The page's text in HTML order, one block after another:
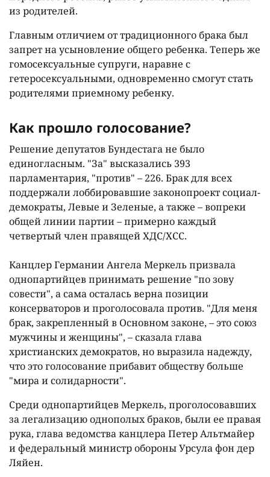
из родителей.
Главным отличием от традиционного брака был
запрет на усыновление общего ребенка. Теперь же
гомосексуальные супруги, наравне с
гетеросексуальными, одновременно смогут стать
родителями приемному ребенку.
Как прошло голосование?
Решение депутатов Бундестага не было
единогласным. "За" высказались 393
парламентария, "против" – 226. Брак для всех
поддержали лоббировавшие законопроект социал-
демократы, Левые и Зеленые, а также – вопреки
общей линии партии – примерно каждый
четвертый член правящей ХДС/ХСС.
Канцлер Германии Ангела Меркель призвала
однопартийцев принимать решение "по зову
совести", а сама осталась верна позиции
консерваторов и проголосовала против. "Для меня
брак, закрепленный в Основном законе, – это союз
мужчины и женщины", – сказала глава
христианских демократов, но выразила надежду,
что это голосование прибавит обществу больше
"мира и солидарности".
Среди однопартийцев Меркель, проголосовавших
за легализацию однополых браков, были ее правая
рука, глава ведомства канцлера Петер Альтмайер
и федеральный министр обороны Урсула фон дер
Ляйен.